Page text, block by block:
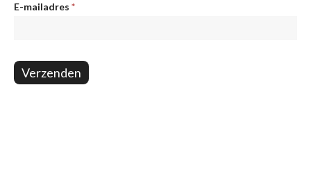
Nieuwsbrief
E-mailadres *
Verzenden